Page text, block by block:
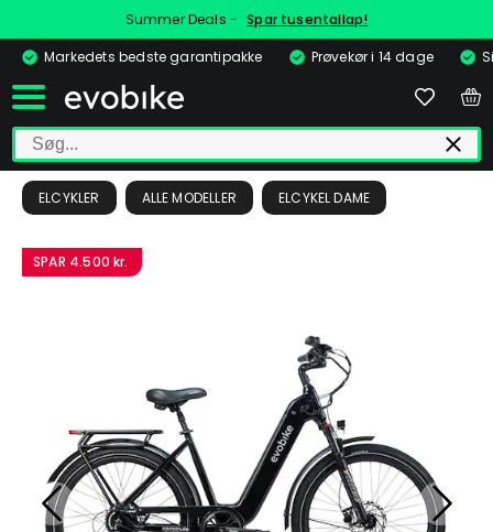
Summer Deals - Spar tusentallap!
Markedets bedste garantipakke
Prøvekør i 14 dage
ELCYKLER ALLE MODELLER ELCYKEL DAME
SPAR 4.500 kr.